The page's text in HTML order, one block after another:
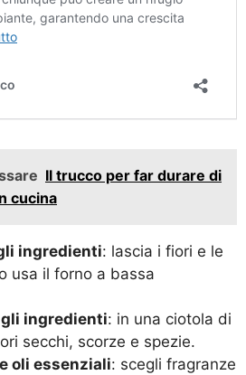
Il trucco per far durare di
cucina
ingredienti: lascia i fiori e le
usa il forno a bassa
ingredienti: in una ciotola di
secchi, scorze e spezie.
oli essenziali: scegli fragranze